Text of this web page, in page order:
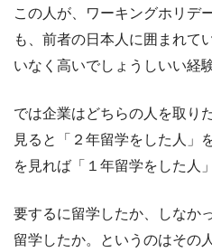
この人が、ワーキングホリデ
も、前者の日本人に囲まれて
いなく高いでしょうしいい経
では企業はどちらの人を取り
見ると「２年留学をした人」
を見れば「１年留学をした人
要するに留学したか、しなか
留学したか。というのはその